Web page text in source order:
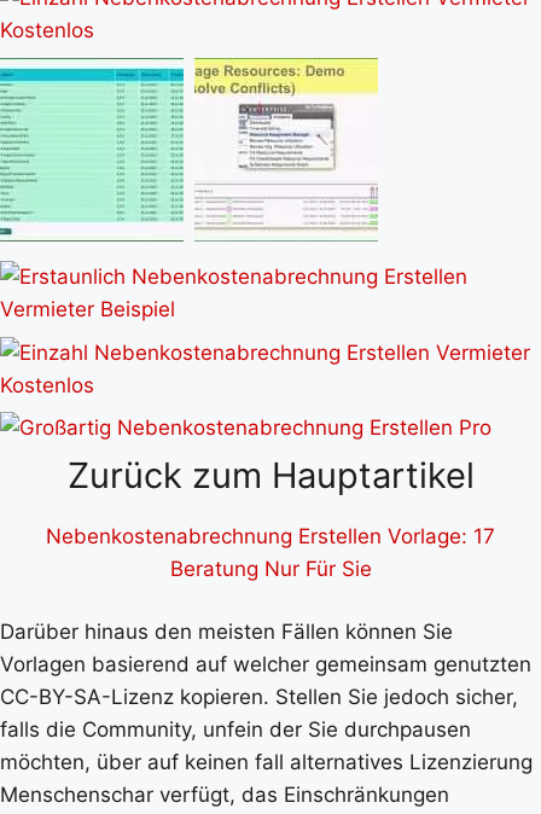
Zurück zum Hauptartikel
Nebenkostenabrechnung Erstellen Vorlage: 17
Beratung Nur Für Sie
Darüber hinaus den meisten Fällen können Sie
Vorlagen basierend auf welcher gemeinsam genutzten
CC-BY-SA-Lizenz kopieren. Stellen Sie jedoch sicher,
falls die Community, unfein der Sie durchpausen
möchten, über auf keinen fall alternatives Lizenzierung
Menschenschar verfügt, das Einschränkungen